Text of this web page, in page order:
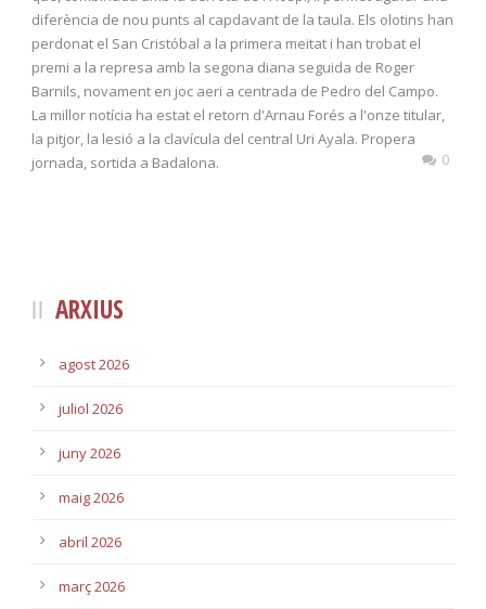
diferència de nou punts al capdavant de la taula. Els olotins han
perdonat el San Cristóbal a la primera meitat i han trobat el
premi a la represa amb la segona diana seguida de Roger
Barnils, novament en joc aeri a centrada de Pedro del Campo.
La millor notícia ha estat el retorn d'Arnau Forés a l'onze titular,
la pitjor, la lesió a la clavícula del central Uri Ayala. Propera
jornada, sortida a Badalona.
0
ARXIUS
agost 2026
juliol 2026
juny 2026
maig 2026
abril 2026
març 2026